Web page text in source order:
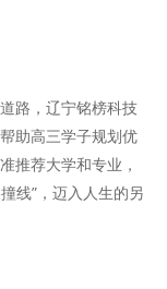
路，辽宁铭榜科技
助高三学子规划优
推荐大学和专业，
线”，迈入人生的另